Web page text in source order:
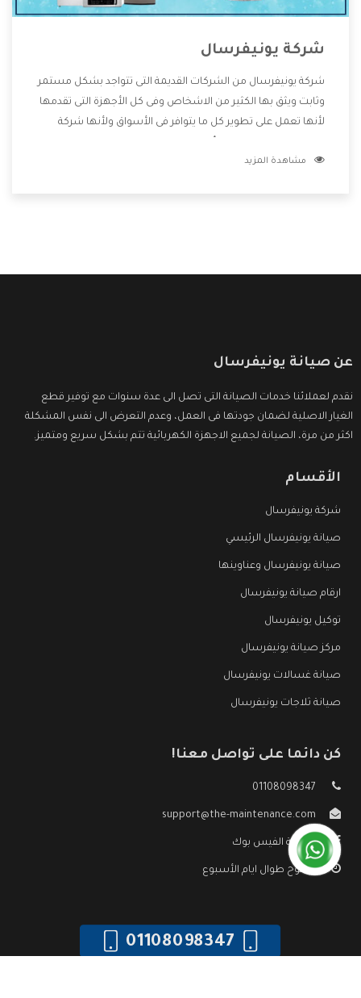
شركة يونيفرسال
شركة يونيفرسال من الشركات القديمة التى تتواجد بشكل مستمر
وثابت ويثق بها الكثير من الاشخاص وفى كل الأجهزة التى تقدمها
لأنها تعمل على تطوير كل ما يتوافر فى الأسواق ولأنها شركة
وتقدم للعملاء أقوى العروض والخصومات التى تسهل على
مشاهدة المزيد
عن صيانة يونيفرسال
نقدم لعملائنا خدمات الصيانة التى تصل الى عدة سنوات مع توفير قطع
الغيار الاصلية لضمان جودتها فى العمل، وعدم التعرض الى نفس المشكلة
اكثر من مرة، الصيانة لجميع الاجهزة الكهربائية تتم بشكل سريع ومتميز.
الأقسام
شركة يونيفرسال
صيانة يونيفرسال الرئيسي
صيانة يونيفرسال وعناوينها
ارقام صيانة يونيفرسال
توكيل يونيفرسال
مركز صيانة يونيفرسال
صيانة غسالات يونيفرسال
صيانة ثلاجات يونيفرسال
كن دائما على تواصل معنا!
01108098347
support@the-maintenance.com
صفحة الفيس بوك
مفتوح طوال ايام الأسبوع
01108098347